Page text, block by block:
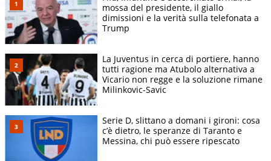
mossa del presidente, il giallo
dimissioni e la verità sulla telefonata a
Trump
La Juventus in cerca di portiere, hanno
tutti ragione ma Atubolo alternativa a
Vicario non regge e la soluzione rimane
Milinkovic-Savic
Serie D, slittano a domani i gironi: cosa
c’è dietro, le speranze di Taranto e
Messina, chi può essere ripescato